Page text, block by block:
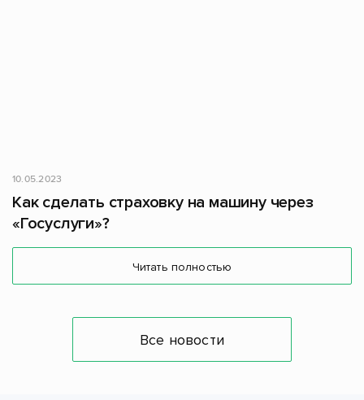
10.05.2023
Как сделать страховку на машину через
«Госуслуги»?
Читать полностью
Все новости